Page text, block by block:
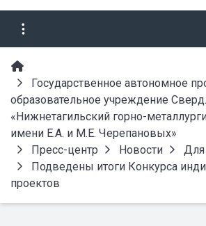
Государственное автономное
образовательное учреждение
«Нижнетагильский горно-
имени Е.А. и М.Е. Черепановых»
Пресс-центр
Новости
Для
Подведены итоги Конкурса
проектов